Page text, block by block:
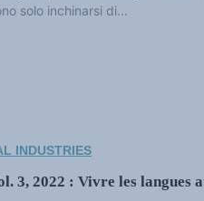
solo inchinarsi di...
INDUSTRIES
3, 2022 : Vivre les langues